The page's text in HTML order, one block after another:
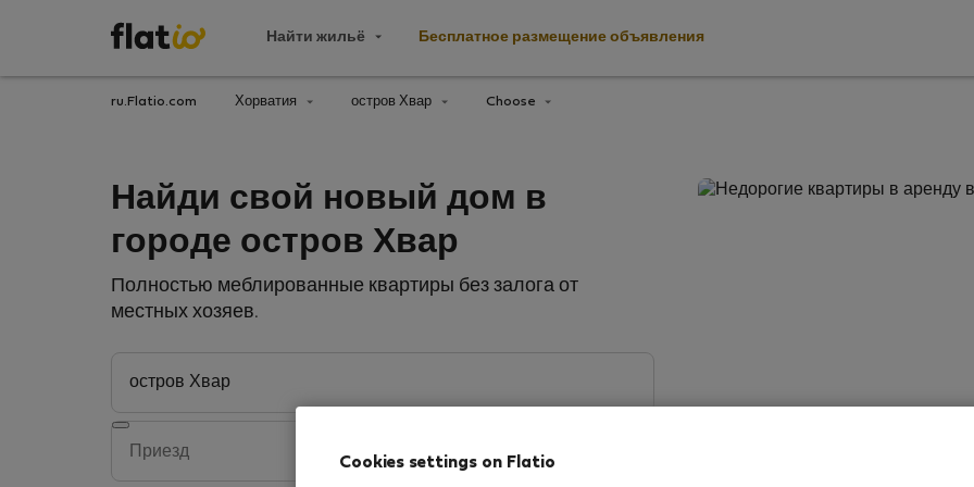
Найти жильё Бесплатное размещение объявления
ru.Flatio.com Хорватия остров Хвар Choose
Найди свой новый дом в
городе остров Хвар
Полностью меблированные квартиры без залога от
местных хозяев.
Cookies settings on Flatio